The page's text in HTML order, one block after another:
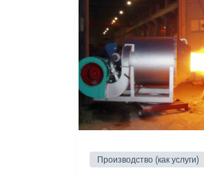
Производство (как услуги)